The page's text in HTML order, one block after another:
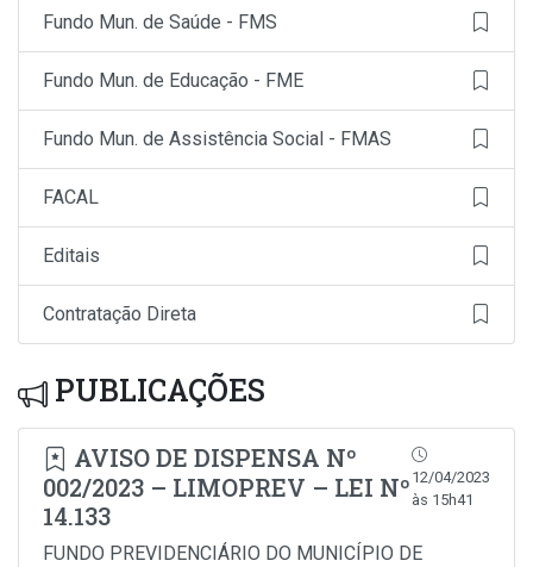
Fundo Mun. de Saúde - FMS
Fundo Mun. de Educação - FME
Fundo Mun. de Assistência Social - FMAS
FACAL
Editais
Contratação Direta
PUBLICAÇÕES
AVISO DE DISPENSA Nº
002/2023 – LIMOPREV – LEI Nº
14.133
12/04/2023
às 15h41
FUNDO PREVIDENCIÁRIO DO MUNICÍPIO DE